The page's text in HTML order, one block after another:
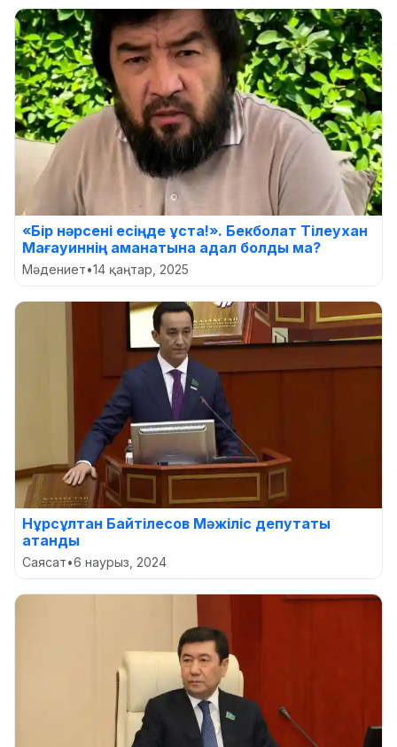
«Бір нәрсені есіңде ұста!». Бекболат Тілеухан
Мағауиннің аманатына адал болды ма?
Мәдениет•14 қаңтар, 2025
Нұрсұлтан Байтілесов Мәжіліс депутаты
атанды
Саясат•6 наурыз, 2024